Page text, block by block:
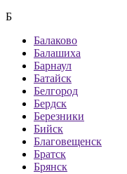
Б
Балаково
Балашиха
Барнаул
Батайск
Белгород
Бердск
Березники
Бийск
Благовещенск
Братск
Брянск